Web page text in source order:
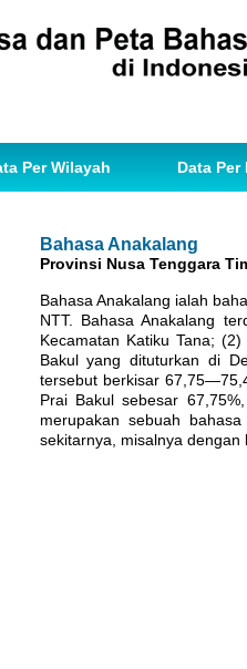
Per Wilayah Data Per
Bahasa Anakalang
Provinsi Nusa Tenggara
Bahasa Anakalang ialah
NTT. Bahasa Anakalang
Kecamatan Katiku Tana;
Bakul yang dituturkan di
tersebut berkisar
Prai Bakul sebesar
merupakan sebuah
sekitarnya, misalnya dengan